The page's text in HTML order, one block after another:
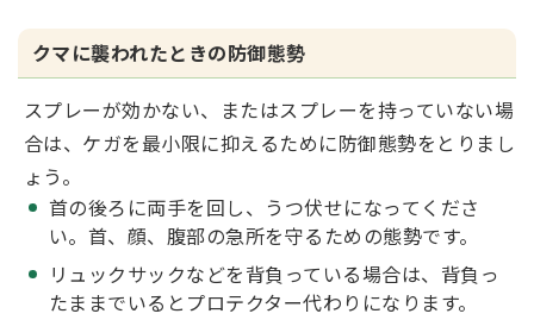
クマに襲われたときの防御態勢
スプレーが効かない、またはスプレーを持っていない場
合は、ケガを最小限に抑えるために防御態勢をとりまし
ょう。
首の後ろに両手を回し、うつ伏せになってくださ
い。首、顔、腹部の急所を守るための態勢です。
リュックサックなどを背負っている場合は、背負っ
たままでいるとプロテクター代わりになります。